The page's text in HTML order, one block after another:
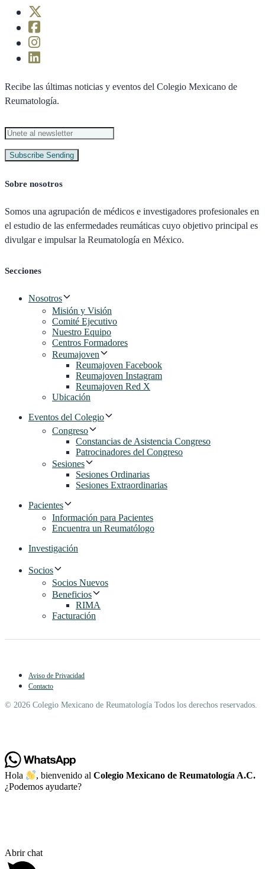
Recibe las últimas noticias y eventos del Colegio Mexicano de
Reumatología.
Subscribe Sending
Sobre nosotros
Somos una agrupación de médicos e investigadores profesionales en
el estudio de las enfermedades reumáticas cuyo objetivo principal es
divulgar e impulsar la Reumatología en México.
Secciones
Nosotros
Misión y Visión
Comité Ejecutivo
Nuestro Equipo
Centros Formadores
Reumajoven
Reumajoven Facebook
Reumajoven Instagram
Reumajoven Red X
Ubicación
Eventos del Colegio
Congreso
Constancias de Asistencia Congreso
Patrocinadores del Congreso
Sesiones
Sesiones Ordinarias
Sesiones Extraordinarias
Pacientes
Información para Pacientes
Encuentra un Reumatólogo
Investigación
Socios
Socios Nuevos
Beneficios
RIMA
Facturación
Aviso de Privacidad
Contacto
© 2026 Colegio Mexicano de Reumatología Todos los derechos reservados.
Hola , bienvenido alColegio Mexicano de Reumatología A.C.
¿Podemos ayudarte?
Abrir chat